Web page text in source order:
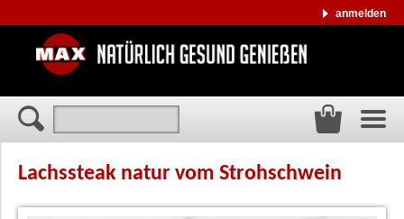
anmelden
Lachssteak natur vom Strohschwein